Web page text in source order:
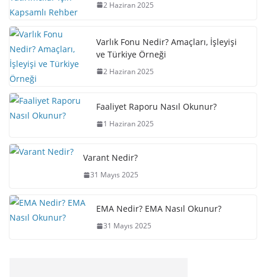
2 Haziran 2025
Varlık Fonu Nedir? Amaçları, İşleyişi
ve Türkiye Örneği
2 Haziran 2025
Faaliyet Raporu Nasıl Okunur?
1 Haziran 2025
Varant Nedir?
31 Mayıs 2025
EMA Nedir? EMA Nasıl Okunur?
31 Mayıs 2025